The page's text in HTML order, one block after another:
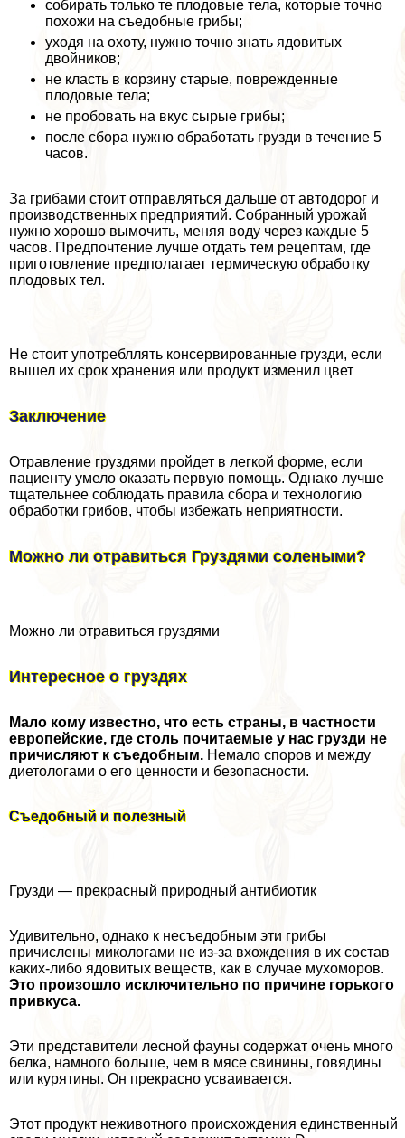
собирать только те плодовые тела, которые точно
похожи на съедобные грибы;
уходя на охоту, нужно точно знать ядовитых
двойников;
не класть в корзину старые, поврежденные
плодовые тела;
не пробовать на вкус сырые грибы;
после сбора нужно обработать грузди в течение 5
часов.
За грибами стоит отправляться дальше от автодорог и
производственных предприятий. Собранный урожай
нужно хорошо вымочить, меняя воду через каждые 5
часов. Предпочтение лучше отдать тем рецептам, где
приготовление предполагает термическую обработку
плодовых тел.
Не стоит употрeбллять консервированные грузди, если
вышел их срок хранения или продукт изменил цвет
Заключение
Отравление груздями пройдет в легкой форме, если
пациенту умело оказать первую помощь. Однако лучше
тщательнее соблюдать правила сбора и технологию
обработки грибов, чтобы избежать неприятности.
Можно ли отравиться Груздями солеными?
Можно ли отравиться груздями
Интересное о груздях
Мало кому известно, что есть страны, в частности
европейские, где столь почитаемые у нас грузди не
причисляют к съедобным. Немало споров и между
диетологами о его ценности и безопасности.
Съедобный и полезный
Грузди — прекрасный природный антибиотик
Удивительно, однако к несъедобным эти грибы
причислены микологами не из-за вхождения в их состав
каких-либо ядовитых веществ, как в случае мухоморов.
Это произошло исключительно по причине горького
привкуса.
Эти представители лесной фауны содержат очень много
белка, намного больше, чем в мясе свинины, говядины
или курятины. Он прекрасно усваивается.
Этот продукт неживотного происхождения единственный